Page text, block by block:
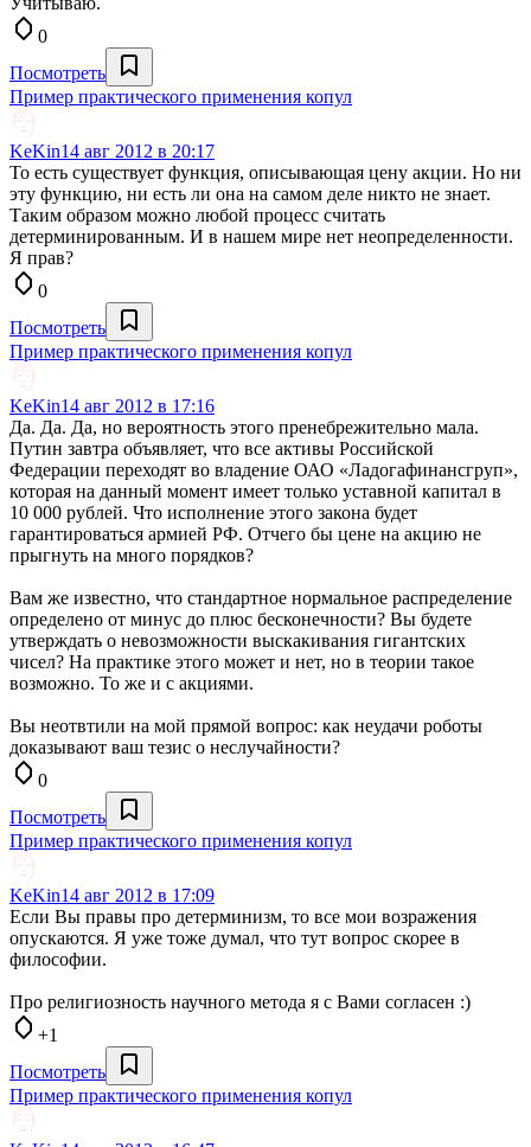
0
Посмотреть
Пример практического применения копул
KeKin14 авг 2012 в 20:17
То есть существует функция, описывающая цену акции. Но ни
эту функцию, ни есть ли она на самом деле никто не знает.
Таким образом можно любой процесс считать
детерминированным. И в нашем мире нет неопределенности.
Я прав?
0
Посмотреть
Пример практического применения копул
KeKin14 авг 2012 в 17:16
Да. Да. Да, но вероятность этого пренебрежительно мала.
Путин завтра объявляет, что все активы Российской
Федерации переходят во владение ОАО «Ладогафинансгруп»,
которая на данный момент имеет только уставной капитал в
10 000 рублей. Что исполнение этого закона будет
гарантироваться армией РФ. Отчего бы цене на акцию не
прыгнуть на много порядков?
Вам же известно, что стандартное нормальное распределение
определено от минус до плюс бесконечности? Вы будете
утверждать о невозможности выскакивания гигантских
чисел? На практике этого может и нет, но в теории такое
возможно. То же и с акциями.
Вы неотвтили на мой прямой вопрос: как неудачи роботы
доказывают ваш тезис о неслучайности?
0
Посмотреть
Пример практического применения копул
KeKin14 авг 2012 в 17:09
Если Вы правы про детерминизм, то все мои возражения
опускаются. Я уже тоже думал, что тут вопрос скорее в
философии.
Про религиозность научного метода я с Вами согласен :)
+1
Посмотреть
Пример практического применения копул